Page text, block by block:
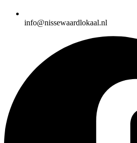
info@nissewaardlokaal.nl